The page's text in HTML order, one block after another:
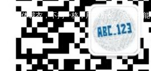
量体裁衣，不拘一格，用人所长，尽其所
质